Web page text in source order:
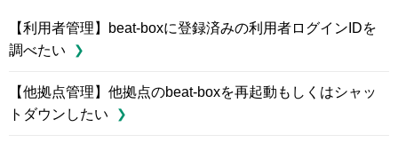
【利用者管理】beat-boxに登録済みの利用者ログインIDを
調べたい
【他拠点管理】他拠点のbeat-boxを再起動もしくはシャッ
トダウンしたい